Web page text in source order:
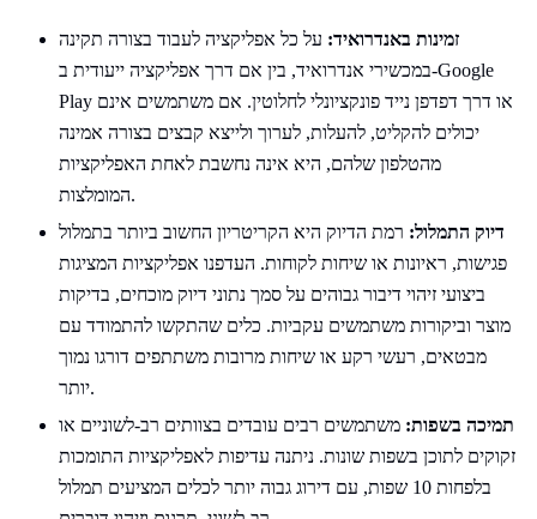
זמינות באנדרואיד: על כל אפליקציה לעבוד בצורה תקינה
במכשירי אנדרואיד, בין אם דרך אפליקציה ייעודית ב-Google
Play או דרך דפדפן נייד פונקציונלי לחלוטין. אם משתמשים אינם
יכולים להקליט, להעלות, לערוך ולייצא קבצים בצורה אמינה
מהטלפון שלהם, היא אינה נחשבת לאחת האפליקציות
המומלצות.
דיוק התמלול: רמת הדיוק היא הקריטריון החשוב ביותר בתמלול
פגישות, ראיונות או שיחות לקוחות. העדפנו אפליקציות המציגות
ביצועי זיהוי דיבור גבוהים על סמך נתוני דיוק מוכחים, בדיקות
מוצר וביקורות משתמשים עקביות. כלים שהתקשו להתמודד עם
מבטאים, רעשי רקע או שיחות מרובות משתתפים דורגו נמוך
יותר.
תמיכה בשפות: משתמשים רבים עובדים בצוותים רב-לשוניים או
זקוקים לתוכן בשפות שונות. ניתנה עדיפות לאפליקציות התומכות
בלפחות 10 שפות, עם דירוג גבוה יותר לכלים המציעים תמלול